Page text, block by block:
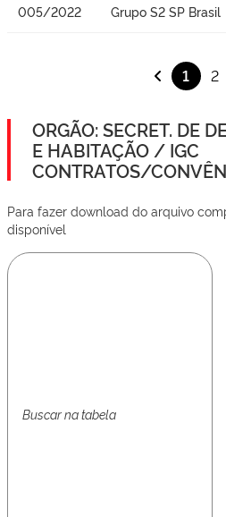
005/2022 Grupo S2 SP Brasil
1 2
ORGÃO: SECRET. DE
E HABITAÇÃO / IGC
CONTRATOS/
Para fazer download do arquivo
disponível